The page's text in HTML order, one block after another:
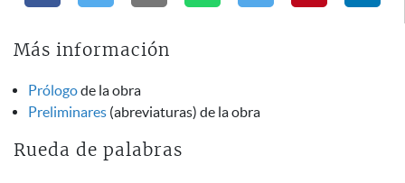
Más información
Prólogode la obra
Preliminares (abreviaturas) de la obra
Rueda de palabras